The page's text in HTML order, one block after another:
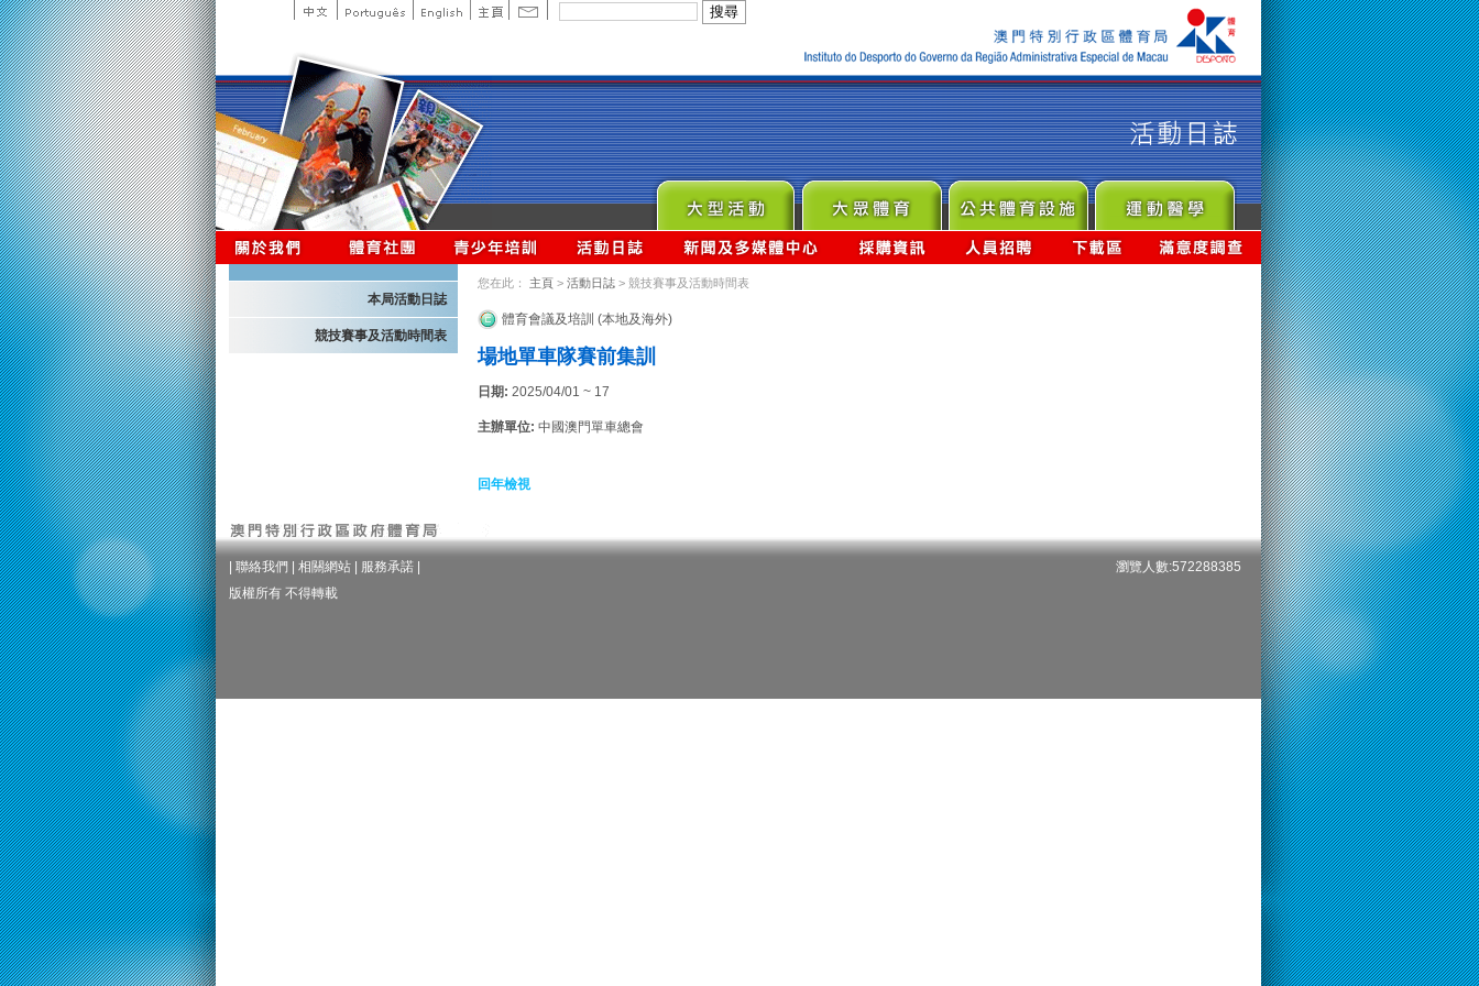
本局活動日誌
競技賽事及活動時間表
您在此： 主頁 > 活動日誌 > 競技賽事及活動時間表
體育會議及培訓 (本地及海外)
場地單車隊賽前集訓
日期: 2025/04/01 ~ 17
主辦單位: 中國澳門單車總會
回年檢視
聯絡我們 相關網站 服務承諾
版權所有 不得轉載
瀏覽人數:572288385